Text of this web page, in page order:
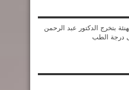
بتخرج الدكتور عبد الرحمن
درجة الطب